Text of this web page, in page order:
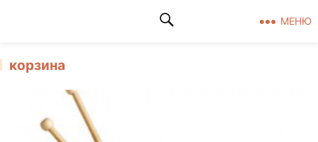
МЕНЮ
корзина